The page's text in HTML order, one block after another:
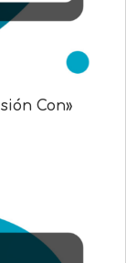
Con»